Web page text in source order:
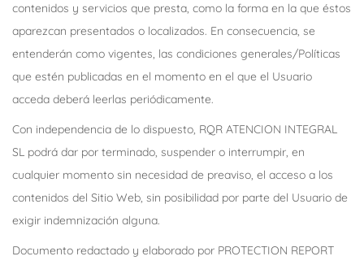
contenidos y servicios que presta, como la forma en la que éstos
aparezcan presentados o localizados. En consecuencia, se
entenderán como vigentes, las condiciones generales/Políticas
que estén publicadas en el momento en el que el Usuario
acceda deberá leerlas periódicamente.
Con independencia de lo dispuesto, RQR ATENCION INTEGRAL
SL podrá dar por terminado, suspender o interrumpir, en
cualquier momento sin necesidad de preaviso, el acceso a los
contenidos del Sitio Web, sin posibilidad por parte del Usuario de
exigir indemnización alguna.
Documento redactado y elaborado por PROTECTION REPORT